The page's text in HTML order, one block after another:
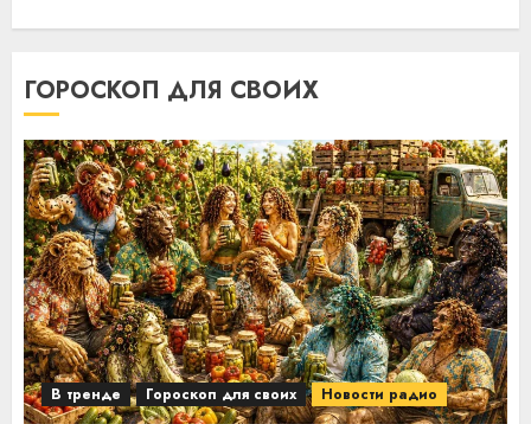
ГОРОСКОП ДЛЯ СВОИХ
В тренде Гороскоп для своих Новости радио